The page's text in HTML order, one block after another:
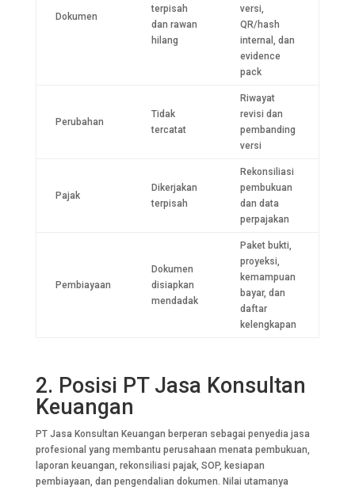
Dokumen
terpisah
dan rawan
hilang
versi,
QR/hash
internal, dan
evidence
pack
Perubahan
Tidak
tercatat
Riwayat
revisi dan
pembanding
versi
Pajak
Dikerjakan
terpisah
Rekonsiliasi
pembukuan
dan data
perpajakan
Pembiayaan
Dokumen
disiapkan
mendadak
Paket bukti,
proyeksi,
kemampuan
bayar, dan
daftar
kelengkapan
2. Posisi PT Jasa Konsultan
Keuangan
PT Jasa Konsultan Keuangan berperan sebagai penyedia jasa
profesional yang membantu perusahaan menata pembukuan,
laporan keuangan, rekonsiliasi pajak, SOP, kesiapan
pembiayaan, dan pengendalian dokumen. Nilai utamanya